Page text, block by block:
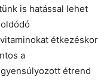
is hatással lehet
étkezéskor
a
étrend